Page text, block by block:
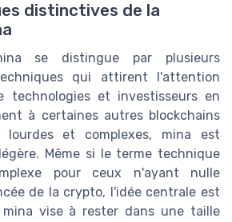
distinctives de la
se distingue par plusieurs
qui attirent l'attention
technologies et investisseurs en
à certaines autres blockchains
et complexes, mina est
Même si le terme technique
pour ceux n'ayant nulle
de la crypto, l'idée centrale est
vise à rester dans une taille